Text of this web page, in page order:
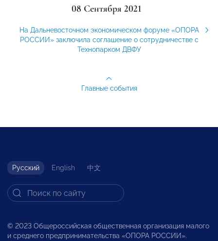
08 Сентября 2021
На Дальневосточном экономическом форуме «ОПОРА
РОССИИ» заключила соглашение о сотрудничестве с
Технопарком ДВФУ
Главные события
Русский English 中文
© 2023 Общероссийская общественная организация малого
и среднего предпринимательства «ОПОРА РОССИИ».